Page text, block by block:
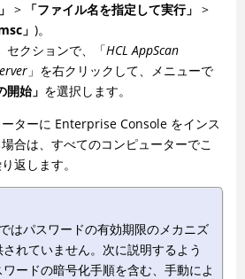
> 「ファイル名を指定して実行」 >
」 )。
セクションで、「HCL AppScan
」を右クリックして、メニューで
開始」 を選択します。
ターに Enterprise Console をインス
合は、すべてのコンピューターでこ
返します。
はパスワードの有効期限のメカニズ
されていません。次に説明するよう
ワードの暗号化手順を含む、手動によ